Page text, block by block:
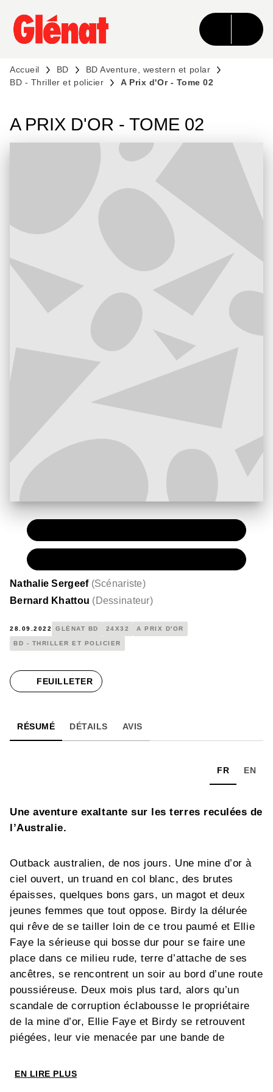
MENU RECHERCHE CONTENU
PIED DE PAGE
Accueil BD
BD Aventure, western et polar
BD - Thriller et policier
A Prix d'Or - Tome 02
A PRIX D'OR - TOME 02
Nathalie Sergeef (Scénariste)
Bernard Khattou (Dessinateur)
28.09.2022 GLÉNAT BD 24X32 A PRIX D'OR
BD - THRILLER ET POLICIER
FEUILLETER
RÉSUMÉ DÉTAILS AVIS
FR EN
Une aventure exaltante sur les terres reculées de
l’Australie.
Outback australien, de nos jours. Une mine d’or à
ciel ouvert, un truand en col blanc, des brutes
épaisses, quelques bons gars, un magot et deux
jeunes femmes que tout oppose. Birdy la délurée
qui rêve de se tailler loin de ce trou paumé et Ellie
Faye la sérieuse qui bosse dur pour se faire une
place dans ce milieu rude, terre d’attache de ses
ancêtres, se rencontrent un soir au bord d’une route
poussiéreuse. Deux mois plus tard, alors qu’un
scandale de corruption éclabousse le propriétaire
de la mine d’or, Ellie Faye et Birdy se retrouvent
piégées, leur vie menacée par une bande de
juteux magot, que Birdy considère comme son
EN LIRE PLUS